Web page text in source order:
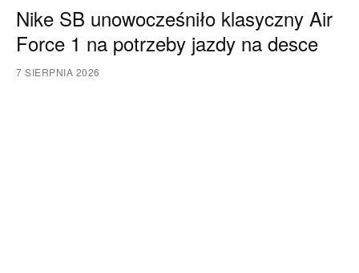
Nike SB unowocześniło klasyczny Air
Force 1 na potrzeby jazdy na desce
7 SIERPNIA 2026